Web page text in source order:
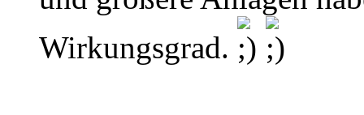
Wirkungsgrad.